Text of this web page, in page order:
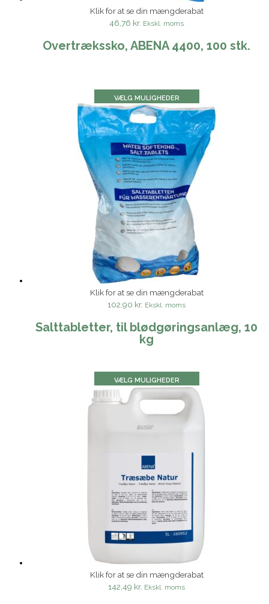
Klik for at se din mængderabat
46,76 kr. Ekskl. moms
Overtrækssko, ABENA 4400, 100 stk.
VÆLG MULIGHEDER
Klik for at se din mængderabat
102,90 kr. Ekskl. moms
Salttabletter, til blødgøringsanlæg, 10
kg
VÆLG MULIGHEDER
Klik for at se din mængderabat
142,49 kr. Ekskl. moms